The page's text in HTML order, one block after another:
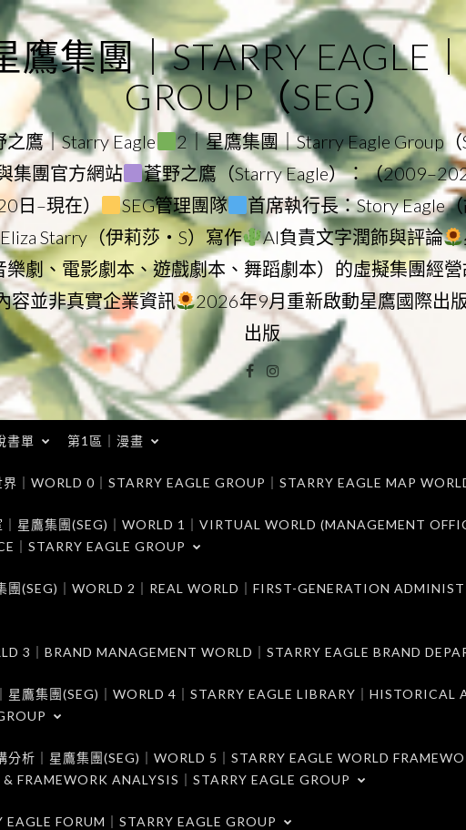
集團｜STARRY EAGLE
GROUP（SEG）
鷹｜Starry Eagle
2｜星鷹集團｜Starry Eagle Group（
集團官方網站
蒼野之鷹（Starry Eagle）：（
日–現在）
SEG管理團隊
首席執行長：Story Eagle
Starry（伊莉莎・S）寫作 AI負責文字潤飾與評論
樂劇、電影劇本、遊戲劇本、舞蹈劇本）的虛擬集團經
容並非真實企業資訊
2026年9月重新啟動星鷹國際出
出版
Facebook
Instagram
書單 第1區｜漫畫
｜WORLD 0｜STARRY EAGLE GROUP｜STARRY EAGLE MAP
星鷹集團(SEG)｜WORLD 1｜VIRTUAL WORLD (MANAGEMENT
｜STARRY EAGLE GROUP
團(SEG)｜WORLD 2｜REAL WORLD｜FIRST-GENERATION
3｜BRAND MANAGEMENT WORLD｜STARRY EAGLE BRAND
星鷹集團(SEG)｜WORLD 4｜STARRY EAGLE LIBRARY｜HISTORICAL
析｜星鷹集團(SEG)｜WORLD 5｜STARRY EAGLE WORLD
FRAMEWORK ANALYSIS｜STARRY EAGLE GROUP
FORUM｜STARRY EAGLE GROUP